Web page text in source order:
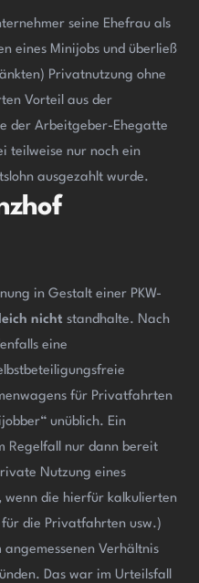
seine Ehefrau als
eines Minijobs und überließ
Privatnutzung ohne
Vorteil aus der
der Arbeitgeber-Ehegatte
teilweise nur noch ein
ausgezahlt wurde.
in Gestalt einer PKW-
nicht standhalte. Nach
eine
für Privatfahrten
unüblich. Ein
Regelfall nur dann bereit
Nutzung eines
wenn die hierfür kalkulierten
für die Privatfahrten usw.)
Verhältnis
Das war im Urteilsfall